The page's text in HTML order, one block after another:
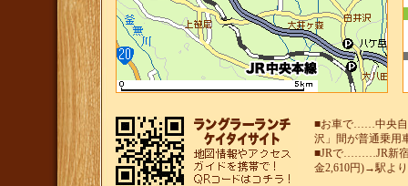
■お車で……中央自
沢」間が普通乗用
■JRで………JR新宿
金2,610円)→駅よ